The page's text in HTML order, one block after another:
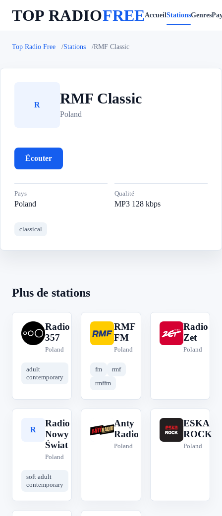
TOP RADIOFREEAccueilStationsGenres
Top Radio Free Stations RMF Classic
R RMF Classic
Poland
Écouter
Pays
Poland
Qualité
MP3 128 kbps
classical
Plus de stations
R
Radio
357
Poland
adult
contemporary
R
RMF
FM
Poland
fm
rmf
rmffm
R
Radio
Zet
Poland
R
Radio
Nowy
Świat
Poland
soft adult
contemporary
A
Anty
Radio
Poland
E
ESKA
ROCK
Poland